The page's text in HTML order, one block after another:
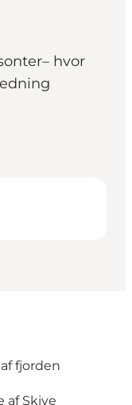
hvor
fjorden
af Skive